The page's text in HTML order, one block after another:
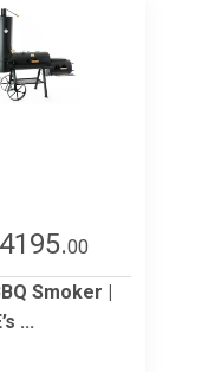
00
Smoker |
...